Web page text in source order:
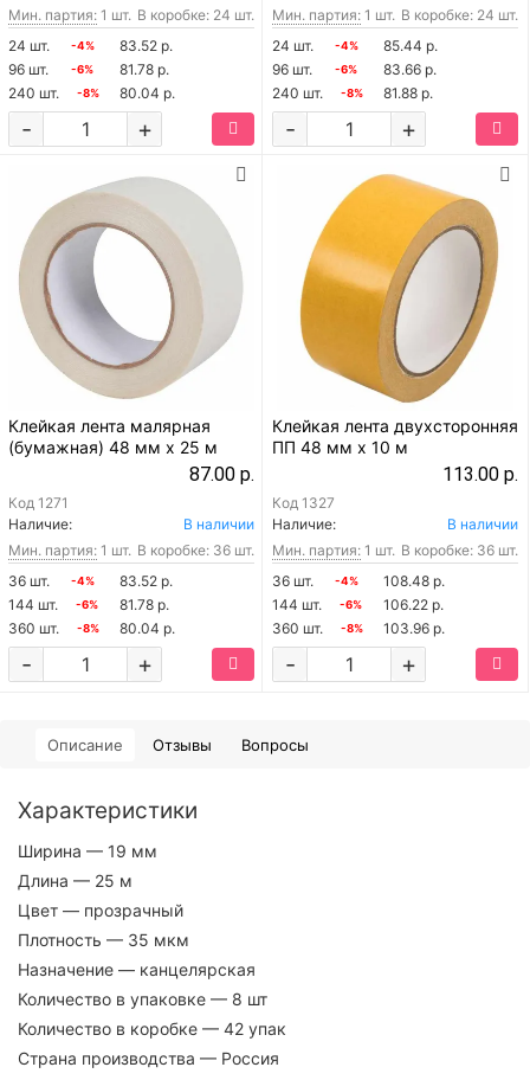
Мин. партия: 1 шт. В коробке: 24 шт.
24 шт.
-4%
83.52 р.
96 шт.
-6%
81.78 р.
240 шт.
-8% 80.04 р.
+
-
Мин. партия: 1 шт. В коробке: 24 шт.
24 шт.
-4%
85.44 р.
96 шт.
-6%
83.66 р.
240 шт.
-8% 81.88 р.
+
-
Клейкая лента малярная
(бумажная) 48 мм х 25 м
87.00 р.
Код 1271
Наличие:
В наличии
Мин. партия: 1 шт. В коробке: 36 шт.
36 шт.
-4%
83.52 р.
144 шт.
-6%
81.78 р.
360 шт.
-8% 80.04 р.
+
-
Клейкая лента двухсторонняя
ПП 48 мм х 10 м
113.00 р.
Код 1327
Наличие:
В наличии
Мин. партия: 1 шт. В коробке: 36 шт.
36 шт.
-4%
108.48 р.
144 шт.
-6%
106.22 р.
360 шт.
-8% 103.96 р.
+
-
Описание Отзывы Вопросы
Характеристики
Ширина — 19 мм
Длина — 25 м
Цвет — прозрачный
Плотность — 35 мкм
Назначение — канцелярская
Количество в упаковке — 8 шт
Количество в коробке — 42 упак
Страна производства — Россия